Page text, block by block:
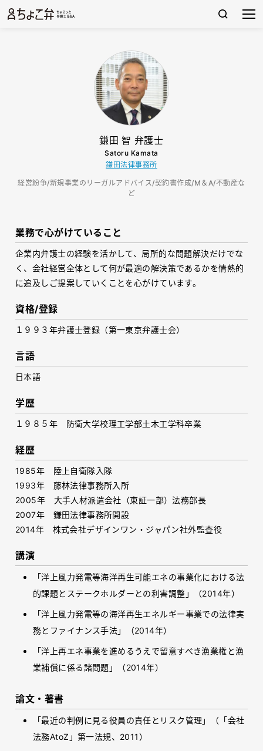
鎌田 智 弁護士
Satoru Kamata
鎌田法律事務所
経営紛争/新規事業のリーガルアドバイス/契約書作成/M＆A/不動産な
ど
業務で心がけていること
企業内弁護士の経験を活かして、局所的な問題解決だけでな
く、会社経営全体として何が最適の解決策であるかを情熱的
に追及しご提案していくことを心がけています。
資格/登録
１９９３年弁護士登録（第一東京弁護士会）
言語
日本語
学歴
１９８５年 防衛大学校理工学部土木工学科卒業
経歴
1985年 陸上自衛隊入隊
1993年 藤林法律事務所入所
2005年 大手人材派遣会社（東証一部）法務部長
2007年 鎌田法律事務所開設
2014年 株式会社デザインワン・ジャパン社外監査役
講演
「洋上風力発電等海洋再生可能エネの事業化における法
的課題とステークホルダーとの利害調整」（2014年）
「洋上風力発電等の海洋再生エネルギー事業での法律実
務とファイナンス手法」（2014年）
「洋上再エネ事業を進めるうえで留意すべき漁業権と漁
業補償に係る諸問題」（2014年）
論文・著書
「最近の判例に見る役員の責任とリスク管理」（「会社
法務AtoZ」第一法規、2011）